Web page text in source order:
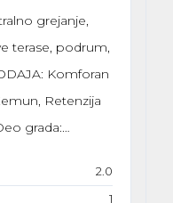
grejanje,
terase, podrum,
Komforan
Retenzija
grada:…
2.0
1